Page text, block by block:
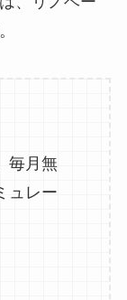
毎月無
ュレー